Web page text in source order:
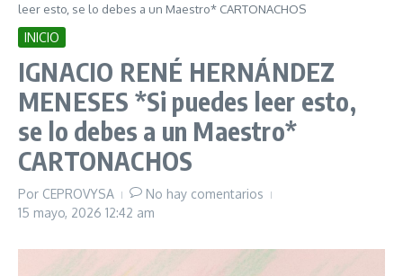
leer esto, se lo debes a un Maestro* CARTONACHOS
INICIO
IGNACIO RENÉ HERNÁNDEZ
MENESES *Si puedes leer esto,
se lo debes a un Maestro*
CARTONACHOS
Por CEPROVYSA
No hay comentarios
15 mayo, 2026 12:42 am